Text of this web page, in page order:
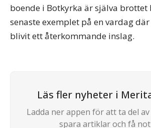
boende i Botkyrka är själva brottet
senaste exemplet på en vardag
blivit ett återkommande inslag.
Läs fler nyheter i
Ladda ner appen för att ta del
spara artiklar och få